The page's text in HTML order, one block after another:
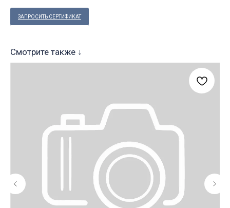
ЗАПРОСИТЬ СЕРТИФИКАТ
Смотрите также ↓